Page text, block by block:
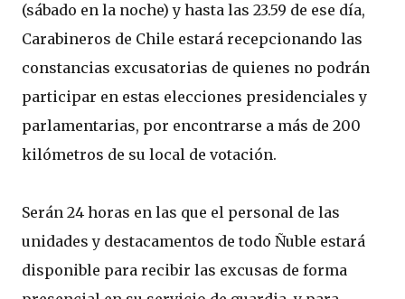
(sábado en la noche) y hasta las 23.59 de ese día,
Carabineros de Chile estará recepcionando las
constancias excusatorias de quienes no podrán
participar en estas elecciones presidenciales y
parlamentarias, por encontrarse a más de 200
kilómetros de su local de votación.
Serán 24 horas en las que el personal de las
unidades y destacamentos de todo Ñuble estará
disponible para recibir las excusas de forma